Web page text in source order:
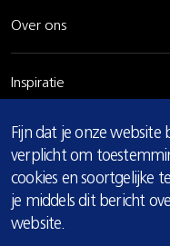
COOKIE
MELDING
Fijn dat je onze website
verplicht om
cookies en soortgelijke
je middels dit bericht
website.
Over ons
Inspiratie
Rundvlees
Bereidingsadvies